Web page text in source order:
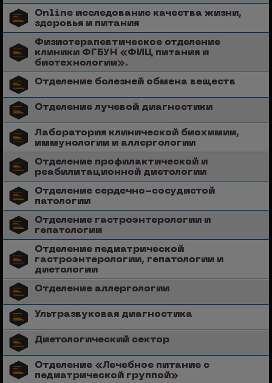
Online исследование качества жизни,
здоровья и питания
Физиотерапевтическое отделение
клиники ФГБУН «ФИЦ питания и
биотехнологии».
Отделение болезней обмена веществ
Отделение лучевой диагностики
Лаборатория клинической биохимии,
иммунологии и аллергологии
Отделение профилактической и
реабилитационной диетологии
Отделение сердечно-сосудистой
патологии
Отделение гастроэнтерологии и
гепатологии
Отделение педиатрической
гастроэнтерологии, гепатологии и
диетологии
Отделение аллергологии
Ультразвуковая диагностика
Диетологический сектор
Отделение «Лечебное питание с
педиатрической группой»